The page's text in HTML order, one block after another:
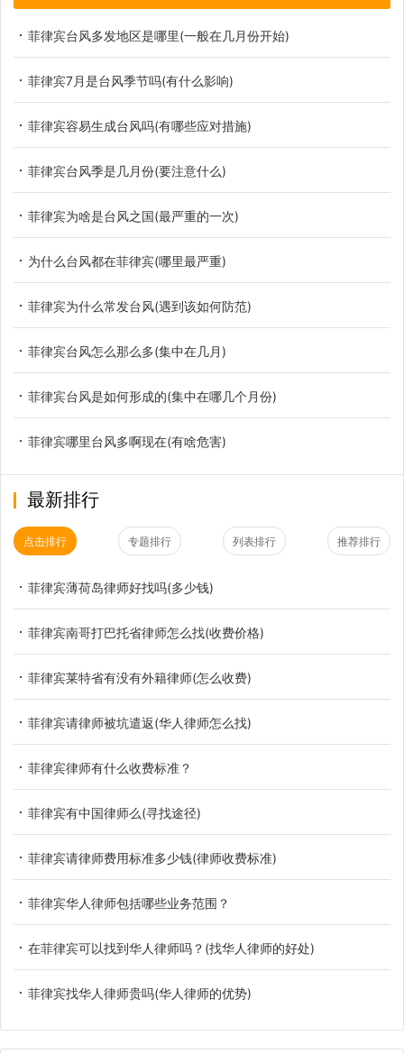
菲律宾台风多发地区是哪里(一般在几月份开始)
菲律宾7月是台风季节吗(有什么影响)
菲律宾容易生成台风吗(有哪些应对措施)
菲律宾台风季是几月份(要注意什么)
菲律宾为啥是台风之国(最严重的一次)
为什么台风都在菲律宾(哪里最严重)
菲律宾为什么常发台风(遇到该如何防范)
菲律宾台风怎么那么多(集中在几月)
菲律宾台风是如何形成的(集中在哪几个月份)
菲律宾哪里台风多啊现在(有啥危害)
最新排行
点击排行 专题排行 列表排行 推荐排行
菲律宾薄荷岛律师好找吗(多少钱)
菲律宾南哥打巴托省律师怎么找(收费价格)
菲律宾莱特省有没有外籍律师(怎么收费)
菲律宾请律师被坑遣返(华人律师怎么找)
菲律宾律师有什么收费标准？
菲律宾有中国律师么(寻找途径)
菲律宾请律师费用标准多少钱(律师收费标准)
菲律宾华人律师包括哪些业务范围？
在菲律宾可以找到华人律师吗？(找华人律师的好处)
菲律宾找华人律师贵吗(华人律师的优势)